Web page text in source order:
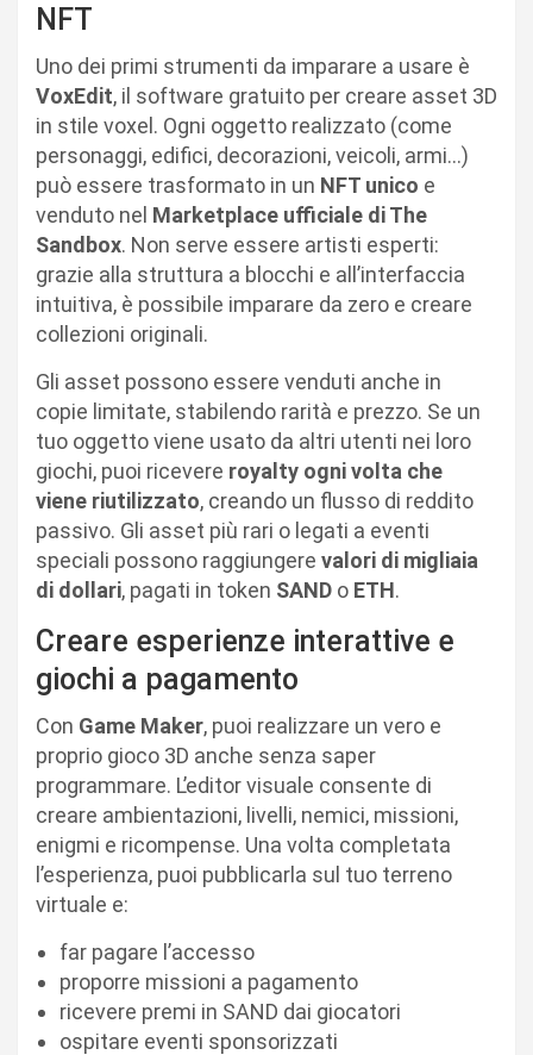
NFT
Uno dei primi strumenti da imparare a usare è
VoxEdit, il software gratuito per creare asset 3D
in stile voxel. Ogni oggetto realizzato (come
personaggi, edifici, decorazioni, veicoli, armi…)
può essere trasformato in un NFT unico e
venduto nel Marketplace ufficiale di The
Sandbox. Non serve essere artisti esperti:
grazie alla struttura a blocchi e all’interfaccia
intuitiva, è possibile imparare da zero e creare
collezioni originali.
Gli asset possono essere venduti anche in
copie limitate, stabilendo rarità e prezzo. Se un
tuo oggetto viene usato da altri utenti nei loro
giochi, puoi ricevere royalty ogni volta che
viene riutilizzato, creando un flusso di reddito
passivo. Gli asset più rari o legati a eventi
speciali possono raggiungere valori di migliaia
di dollari, pagati in token SAND o ETH.
Creare esperienze interattive e
giochi a pagamento
Con Game Maker, puoi realizzare un vero e
proprio gioco 3D anche senza saper
programmare. L’editor visuale consente di
creare ambientazioni, livelli, nemici, missioni,
enigmi e ricompense. Una volta completata
l’esperienza, puoi pubblicarla sul tuo terreno
virtuale e:
far pagare l’accesso
proporre missioni a pagamento
ricevere premi in SAND dai giocatori
ospitare eventi sponsorizzati